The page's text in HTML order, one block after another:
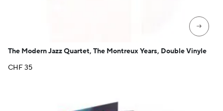
→
The Modern Jazz Quartet, The Montreux Years, Double Vinyle
CHF35